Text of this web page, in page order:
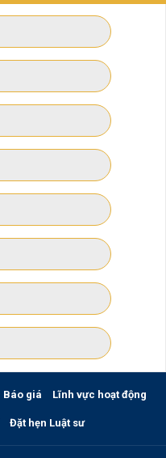
Báo giá Lĩnh vực hoạt động
Đặt hẹn Luật sư